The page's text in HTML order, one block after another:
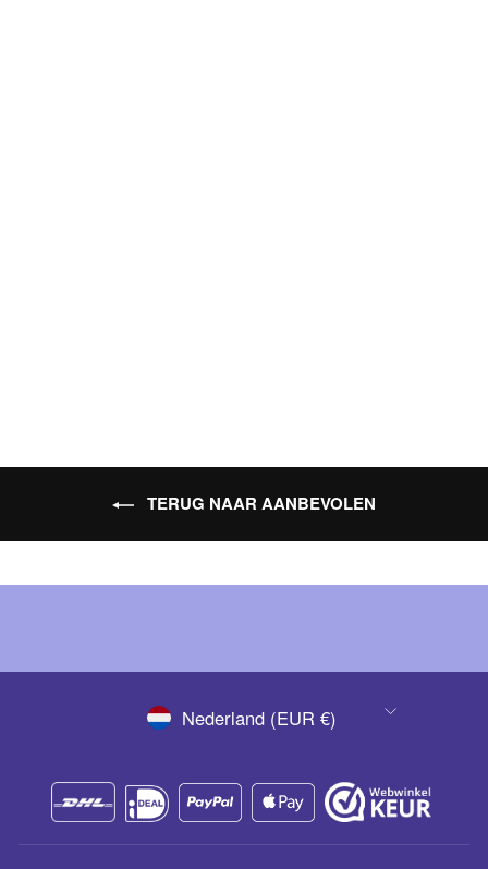
TERUG NAAR AANBEVOLEN
VALUTANederland (EUR €)